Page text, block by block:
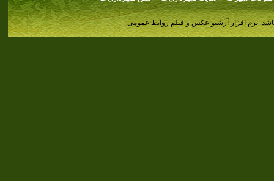
نرم افزار آرشیو عکس و فیلم روابط عمومی